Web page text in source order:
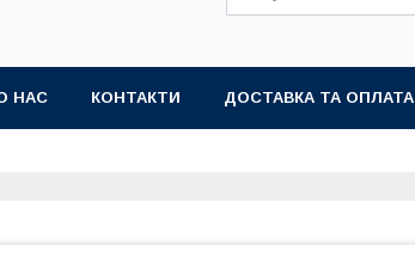
НАС КОНТАКТИ ДОСТАВКА ТА ОПЛАТА